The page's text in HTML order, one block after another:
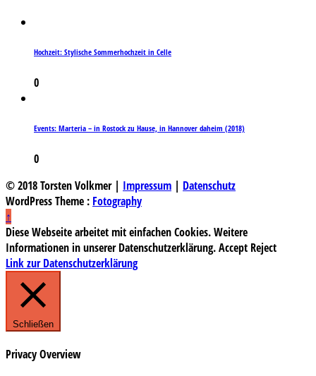
Hochzeit: Stylische Sommerhochzeit in Celle
0
Events: Marteria – in Rostock zu Hause, in Hannover daheim (2018)
0
© 2018 Torsten Volkmer | Impressum | Datenschutz
WordPress Theme : Fotography
↑
Diese Webseite arbeitet mit einfachen Cookies. Weitere
Informationen in unserer Datenschutzerklärung.Accept Reject
Link zur Datenschutzerklärung
Schließen
Privacy Overview